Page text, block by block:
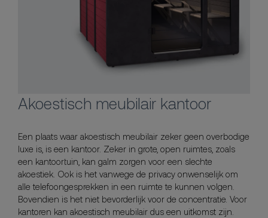
Akoestisch meubilair kantoor
Een plaats waar akoestisch meubilair zeker geen overbodige
luxe is, is een kantoor. Zeker in grote, open ruimtes, zoals
een kantoortuin, kan galm zorgen voor een slechte
akoestiek. Ook is het vanwege de privacy onwenselijk om
alle telefoongesprekken in een ruimte te kunnen volgen.
Bovendien is het niet bevorderlijk voor de concentratie. Voor
kantoren kan akoestisch meubilair dus een uitkomst zijn.